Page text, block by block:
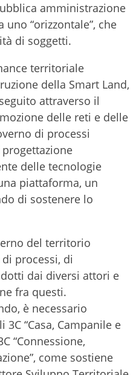
amministrazione
“orizzontale”, che
di soggetti.
territoriale
della Smart Land,
attraverso il
delle reti e delle
di processi
delle tecnologie
piattaforma, un
di sostenere lo
del territorio
processi, di
dai diversi attori e
fra questi.
è necessario
“Casa, Campanile e
“Connessione,
come sostiene